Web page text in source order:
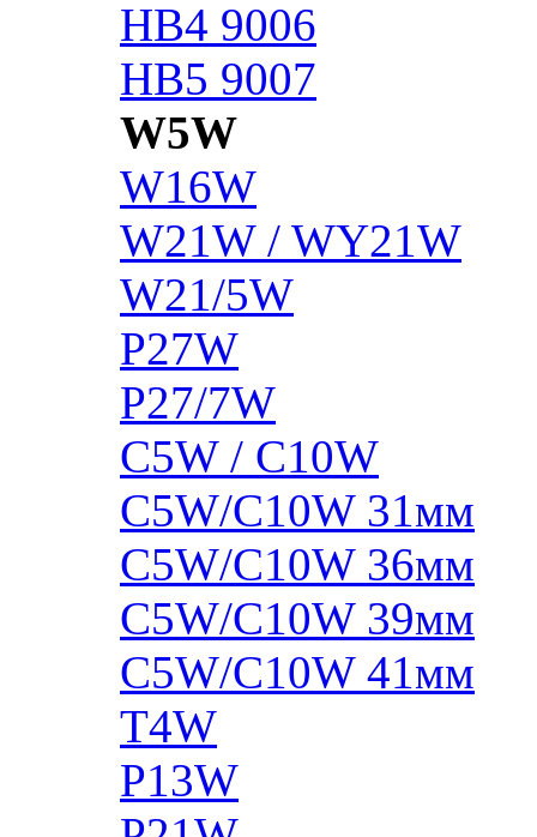
HB4 9006
HB5 9007
W5W
W16W
W21W / WY21W
W21/5W
P27W
P27/7W
C5W / C10W
C5W/C10W 31мм
C5W/C10W 36мм
C5W/C10W 39мм
C5W/C10W 41мм
T4W
P13W